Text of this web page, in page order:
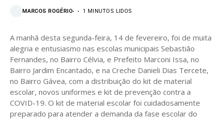
MARCOS ROGÉRIO 1 MINUTOS LIDOS
A manhã desta segunda-feira, 14 de fevereiro, foi de muita
alegria e entusiasmo nas escolas municipais Sebastião
Fernandes, no Bairro Célvia, e Prefeito Marconi Issa, no
Bairro Jardim Encantado, e na Creche Danieli Dias Tercete,
no Bairro Gávea, com a distribuição do kit de material
escolar, novos uniformes e kit de prevenção contra a
COVID-19. O kit de material escolar foi cuidadosamente
preparado para atender a demanda da fase escolar do